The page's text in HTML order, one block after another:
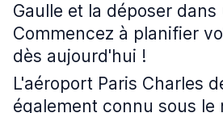
Gaulle et la déposer
Commencez à planifier
dès aujourd'hui !
L'aéroport Paris Charles
également connu sous le